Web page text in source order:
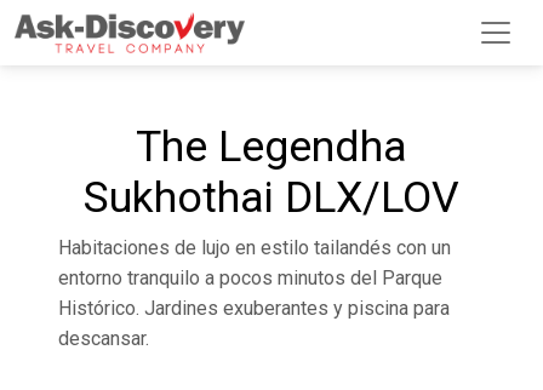
The Legendha
Sukhothai DLX/LOV
Habitaciones de lujo en estilo tailandés con un
entorno tranquilo a pocos minutos del Parque
Histórico. Jardines exuberantes y piscina para
descansar.